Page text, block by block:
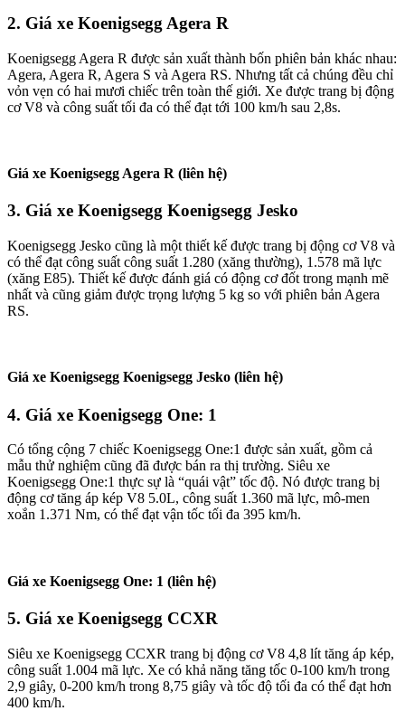
2. Giá xe Koenigsegg Agera R
Koenigsegg Agera R được sản xuất thành bốn phiên bản khác nhau:
Agera, Agera R, Agera S và Agera RS. Nhưng tất cả chúng đều chỉ
vỏn vẹn có hai mươi chiếc trên toàn thế giới. Xe được trang bị động
cơ V8 và công suất tối đa có thể đạt tới 100 km/h sau 2,8s.
Giá xe Koenigsegg Agera R (liên hệ)
3. Giá xe Koenigsegg Koenigsegg Jesko
Koenigsegg Jesko cũng là một thiết kế được trang bị động cơ V8 và
có thể đạt công suất công suất 1.280 (xăng thường), 1.578 mã lực
(xăng E85). Thiết kế được đánh giá có động cơ đốt trong mạnh mẽ
nhất và cũng giảm được trọng lượng 5 kg so với phiên bản Agera
RS.
Giá xe Koenigsegg Koenigsegg Jesko (liên hệ)
4. Giá xe Koenigsegg One: 1
Có tổng cộng 7 chiếc Koenigsegg One:1 được sản xuất, gồm cả
mẫu thử nghiệm cũng đã được bán ra thị trường. Siêu xe
Koenigsegg One:1 thực sự là “quái vật” tốc độ. Nó được trang bị
động cơ tăng áp kép V8 5.0L, công suất 1.360 mã lực, mô-men
xoắn 1.371 Nm, có thể đạt vận tốc tối đa 395 km/h.
Giá xe Koenigsegg One: 1 (liên hệ)
5. Giá xe Koenigsegg CCXR
Siêu xe Koenigsegg CCXR trang bị động cơ V8 4,8 lít tăng áp kép,
công suất 1.004 mã lực. Xe có khả năng tăng tốc 0-100 km/h trong
2,9 giây, 0-200 km/h trong 8,75 giây và tốc độ tối đa có thể đạt hơn
400 km/h.